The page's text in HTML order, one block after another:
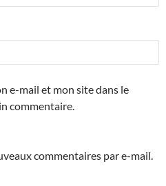
e-mail et mon site dans le
commentaire.
commentaires par e-mail.